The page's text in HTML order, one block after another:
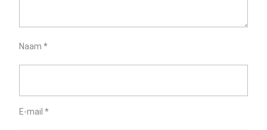
Naam *
E-mail *